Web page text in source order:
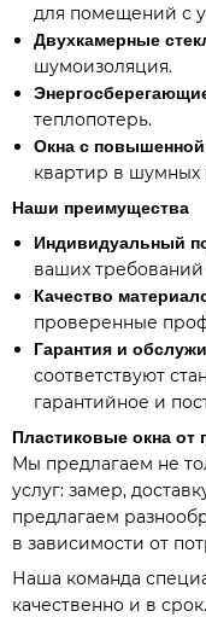
для помещений с
Двухкамерные
шумоизоляция.
теплопотерь.
Окна с
квартир в шумных
Наши преимущества
Индивидуальный
ваших
Качество
проверенные
Гарантия и
соответствуют
гарантийное и
Пластиковые окна от
Мы предлагаем не
услуг: замер,
предлагаем
в зависимости от
Наша команда
качественно и в срок.